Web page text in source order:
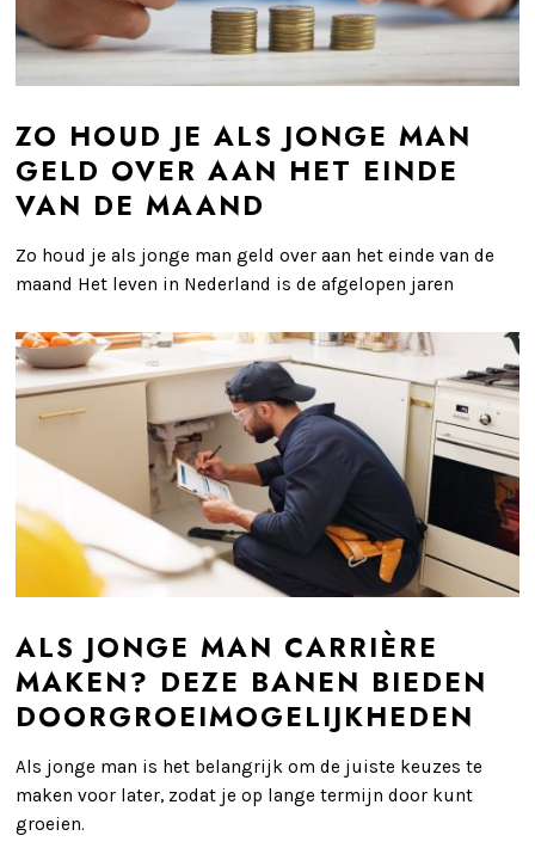
ZO HOUD JE ALS JONGE MAN
GELD OVER AAN HET EINDE
VAN DE MAAND
Zo houd je als jonge man geld over aan het einde van de
maand Het leven in Nederland is de afgelopen jaren
ALS JONGE MAN CARRIÈRE
MAKEN? DEZE BANEN BIEDEN
DOORGROEIMOGELIJKHEDEN
Als jonge man is het belangrijk om de juiste keuzes te
maken voor later, zodat je op lange termijn door kunt
groeien.